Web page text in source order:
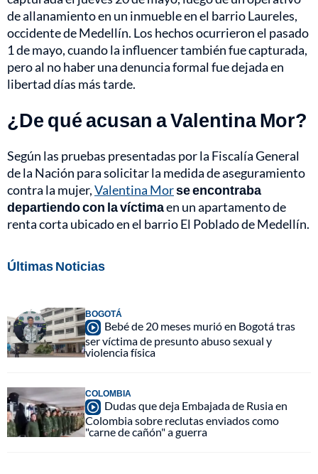
de allanamiento en un inmueble en el barrio Laureles,
occidente de Medellín. Los hechos ocurrieron el pasado
1 de mayo, cuando la influencer también fue capturada,
pero al no haber una denuncia formal fue dejada en
libertad días más tarde.
¿De qué acusan a Valentina Mor?
Según las pruebas presentadas por la Fiscalía General
de la Nación para solicitar la medida de aseguramiento
contra la mujer,Valentina Morse encontraba
departiendo con la víctimaen un apartamento de
renta corta ubicado en el barrio El Poblado de Medellín.
Últimas Noticias
BOGOTÁ
Bebé de 20 meses murió en Bogotá tras
ser víctima de presunto abuso sexual y
violencia física
COLOMBIA
Dudas que deja Embajada de Rusia en
Colombia sobre reclutas enviados como
"carne de cañón" a guerra